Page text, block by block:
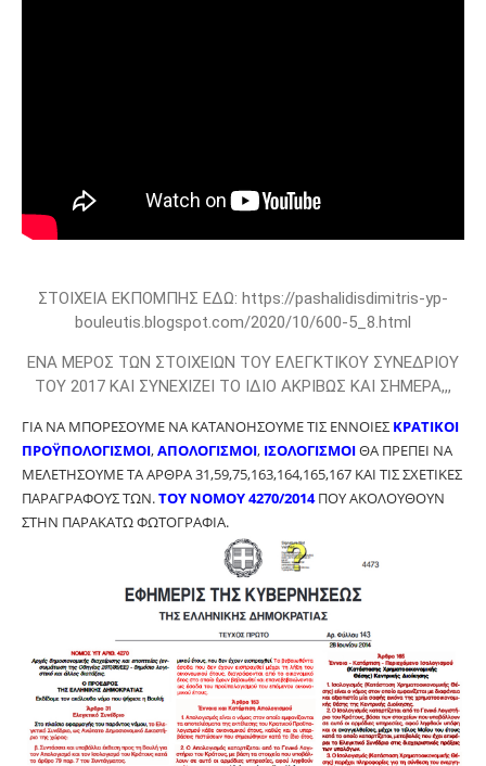
ΣΤΟΙΧΕΙΑ ΕΚΠΟΜΠΗΣ ΕΔΩ: https://pashalidisdimitris-yp-
bouleutis.blogspot.com/2020/10/600-5_8.html
ΕΝΑ ΜΕΡΟΣ ΤΩΝ ΣΤΟΙΧΕΙΩΝ ΤΟΥ ΕΛΕΓΚΤΙΚΟΥ ΣΥΝΕΔΡΙΟΥ
ΤΟΥ 2017 ΚΑΙ ΣΥΝΕΧΙΖΕΙ ΤΟ ΙΔΙΟ ΑΚΡΙΒΩΣ ΚΑΙ ΣΗΜΕΡΑ,,,
ΓΙΑ ΝΑ ΜΠΟΡΕΣΟΥΜΕ ΝΑ ΚΑΤΑΝΟΗΣΟΥΜΕ ΤΙΣ ΕΝΝΟΙΕΣ ΚΡΑΤΙΚΟΙ
ΠΡΟΫΠΟΛΟΓΙΣΜΟΙ,ΑΠΟΛΟΓΙΣΜΟΙ, ΙΣΟΛΟΓΙΣΜΟΙΘΑ ΠΡΕΠΕΙ ΝΑ
ΜΕΛΕΤΗΣΟΥΜΕ ΤΑ ΑΡΘΡΑ 31,59,75,163,164,165,167 ΚΑΙ ΤΙΣ ΣΧΕΤΙΚΕΣ
ΠΑΡΑΓΡΑΦΟΥΣ ΤΩΝ.ΤΟΥ ΝΟΜΟΥ 4270/2014 ΠΟΥ ΑΚΟΛΟΥΘΟΥΝ
ΣΤΗΝ ΠΑΡΑΚΑΤΩ ΦΩΤΟΓΡΑΦΙΑ.